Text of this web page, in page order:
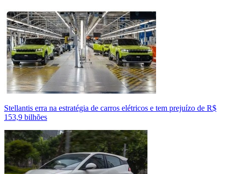
Stellantis erra na estratégia de carros elétricos e tem prejuízo de R$
153,9 bilhões